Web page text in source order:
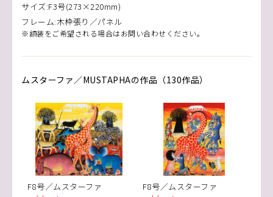
サイズ:F3号(273×220mm)
フレーム:木枠張り／パネル
※額装をご希望される場合はお問い合わせください。
ムスターファ／MUSTAPHAの作品（130作品）
F8号／ムスターファ F8号／ムスターファ